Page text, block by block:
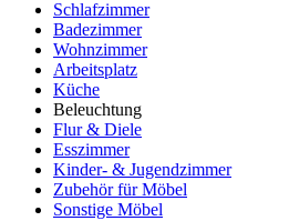
Schlafzimmer
Badezimmer
Wohnzimmer
Arbeitsplatz
Küche
Beleuchtung
Flur & Diele
Esszimmer
Kinder- & Jugendzimmer
Zubehör für Möbel
Sonstige Möbel